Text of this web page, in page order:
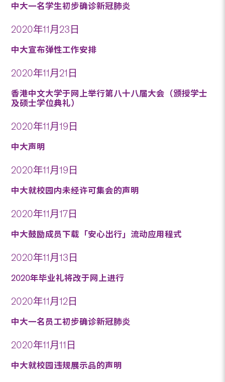
中大一名学生初步确诊新冠肺炎
2020年11月23日
中大宣布弹性工作安排
2020年11月21日
香港中文大学于网上举行第八十八届大会（颁授学士
及硕士学位典礼）
2020年11月19日
中大声明
2020年11月19日
中大就校园内未经许可集会的声明
2020年11月17日
中大鼓励成员下载「安心出行」流动应用程式
2020年11月13日
2020年毕业礼将改于网上进行
2020年11月12日
中大一名员工初步确诊新冠肺炎
2020年11月11日
中大就校园违规展示品的声明